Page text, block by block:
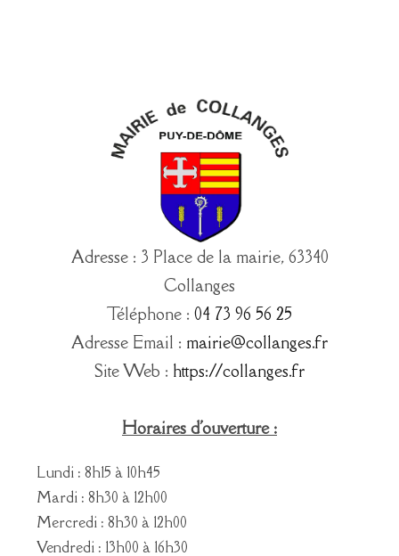
Adresse : 3 Place de la mairie, 63340
Collanges
Téléphone : 04 73 96 56 25
Adresse Email : mairie@collanges.fr
Site Web : https://collanges.fr
Horaires d'ouverture :
Lundi : 8h15 à 10h45
Mardi : 8h30 à 12h00
Mercredi : 8h30 à 12h00
Vendredi : 13h00 à 16h30